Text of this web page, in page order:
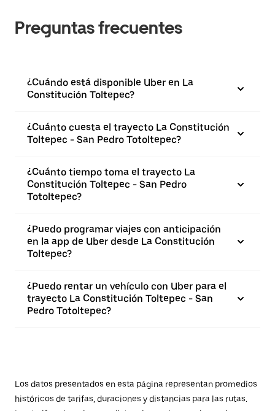
Preguntas frecuentes
¿Cuándo está disponible Uber en La
Constitución Toltepec?
¿Cuánto cuesta el trayecto La Constitución
Toltepec - San Pedro Totoltepec?
¿Cuánto tiempo toma el trayecto La
Constitución Toltepec - San Pedro
Totoltepec?
¿Puedo programar viajes con anticipación
en la app de Uber desde La Constitución
Toltepec?
¿Puedo rentar un vehículo con Uber para el
trayecto La Constitución Toltepec - San
Pedro Totoltepec?
Los datos presentados en esta página representan promedios
históricos de tarifas, duraciones y distancias para las rutas.